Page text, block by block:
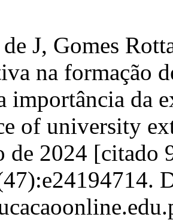
J, Gomes
na formação
importância da
of university
de 2024 [citado